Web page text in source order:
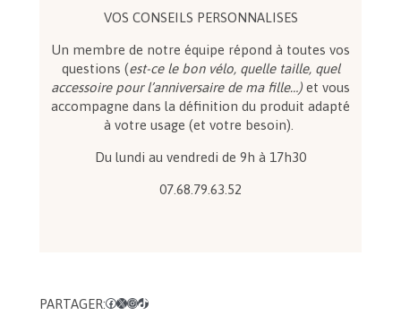
VOS CONSEILS PERSONNALISES
Un membre de notre équipe répond à toutes vos
questions (est-ce le bon vélo, quelle taille, quel
accessoire pour l’anniversaire de ma fille…) et vous
accompagne dans la définition du produit adapté
à votre usage (et votre besoin).
Du lundi au vendredi de 9h à 17h30
07.68.79.63.52
PARTAGER:Facebook X InstagramTikTok